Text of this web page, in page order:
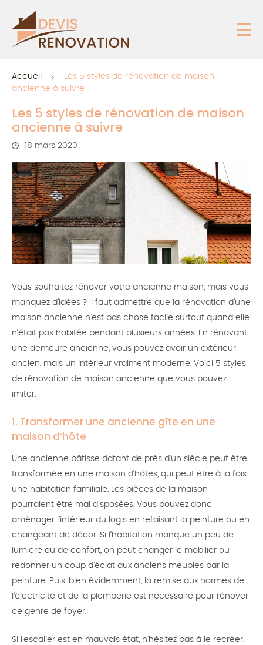
Accueil
Les 5 styles de rénovation de maison
ancienne à suivre
Les 5 styles de rénovation de maison
ancienne à suivre
18 mars 2020
Vous souhaitez rénover votre ancienne maison, mais vous
manquez d’idées ? Il faut admettre que la rénovation d’une
maison ancienne n’est pas chose facile surtout quand elle
n’était pas habitée pendant plusieurs années. En rénovant
une demeure ancienne, vous pouvez avoir un extérieur
ancien, mais un intérieur vraiment moderne. Voici 5 styles
de rénovation de maison ancienne que vous pouvez
imiter.
1. Transformer une ancienne gîte en une
maison d’hôte
Une ancienne bâtisse datant de près d’un siècle peut être
transformée en une maison d’hôtes, qui peut être à la fois
une habitation familiale. Les pièces de la maison
pourraient être mal disposées. Vous pouvez donc
aménager l’intérieur du logis en refaisant la peinture ou en
changeant de décor. Si l’habitation manque un peu de
lumière ou de confort, on peut changer le mobilier ou
redonner un coup d’éclat aux anciens meubles par la
peinture. Puis, bien évidemment, la remise aux normes de
l’électricité et de la plomberie est nécessaire pour rénover
ce genre de foyer.
Si l’escalier est en mauvais état, n’hésitez pas à le recréer.